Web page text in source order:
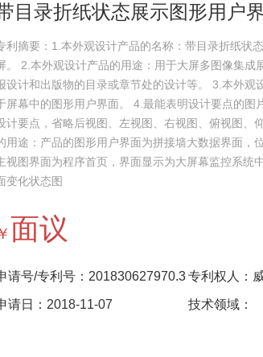
目录折纸状态展示图形用户
利摘要：1.本外观设计产品的名称：带目录折纸状
。 2.本外观设计产品的用途：用于大屏多图像集成
设计和出版物的目录或章节处的设计等。 3.本外观
屏幕中的图形用户界面。 4.最能表明设计要点的图
计要点，省略后视图、左视图、右视图、俯视图、
用途：产品的图形用户界面为拼接墙大数据界面，
视图界面为程序首页，界面显示为大屏幕监控系统
变化状态图
面议
请号/专利号：201830627970.3专利权人：
请日：2018-11-07 技术领域：